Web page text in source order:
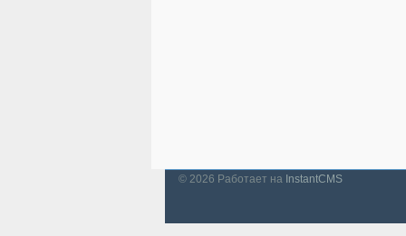
© 2026 Работает на InstantCMS